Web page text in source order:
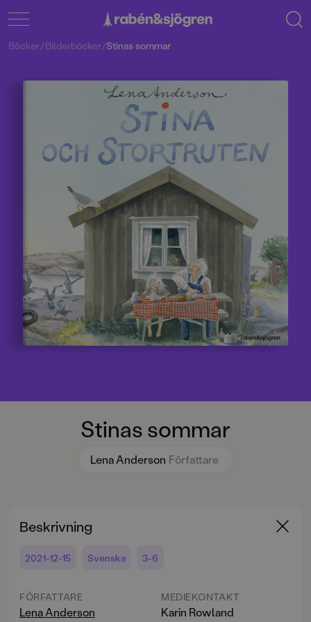
Stinas sommar
Lena Anderson Författare
Böcker/Bilderböcker/Stinas sommar
Beskrivning
2021-12-15 Svenska 3-6
FÖRFATTARE
Lena Anderson
MEDIEKONTAKT
Karin Rowland